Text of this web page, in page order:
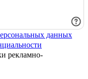
данных
рекламно-